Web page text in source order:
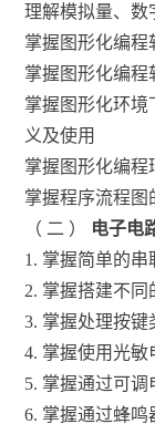
理解模拟量、数
掌握图形化编程
掌握图形化编程
掌握图形化环境
义及使用
掌握图形化编程
掌握程序流程图
（ 二 ） 电子电
1. 掌握简单的
2. 掌握搭建不
3. 掌握处理按
4. 掌握使用光
5. 掌握通过可
6. 掌握通过蜂